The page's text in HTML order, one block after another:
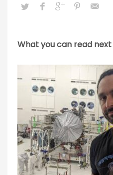
What you can read next